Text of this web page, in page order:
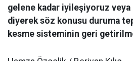
gelene kadar iyileşiyoruz
diyerek söz konusu duruma
kesme sisteminin geri